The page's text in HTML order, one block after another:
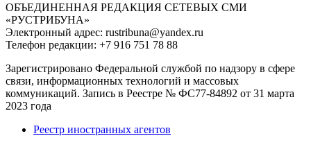
ОБЪЕДИНЕННАЯ РЕДАКЦИЯ СЕТЕВЫХ СМИ
«РУСТРИБУНА»
Электронный адрес: rustribuna@yandex.ru
Телефон редакции: +7 916 751 78 88
Зарегистрировано Федеральной службой по надзору в сфере
связи, информационных технологий и массовых
коммуникаций. Запись в Реестре № ФС77-84892 от 31 марта
2023 года
Реестр иностранных агентов